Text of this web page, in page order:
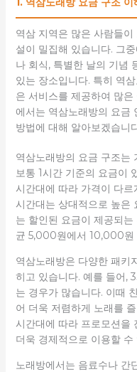
역삼 지역은 많은 사람들
설이 밀집해 있습니다. 그
나 회식, 특별한 날의 기념
있는 장소입니다. 특히 역
은 서비스를 제공하여 많
에서는 역삼노래방의 요금
방법에 대해 알아보겠습니
역삼노래방의 요금 구조는
보통 1시간 기준의 요금이
시간대에 따라 가격이 다
시간대는 상대적으로 높은
는 할인된 요금이 제공되
균 5,000원에서 10,000원
역삼노래방은 다양한 패키
히고 있습니다. 예를 들어,
는 경우가 많습니다. 이때
어 더욱 저렴하게 노래를
시간대에 따라 프로모션을
더욱 경제적으로 이용할 수
노래방에서는 음료수나 간